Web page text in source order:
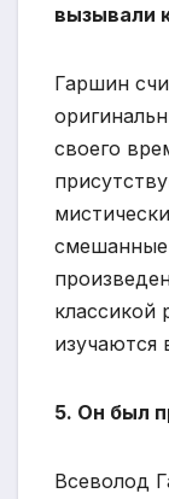
вызывали
Гаршин
своего
смешанные
классикой
изучаются
5. Он был
Всеволод